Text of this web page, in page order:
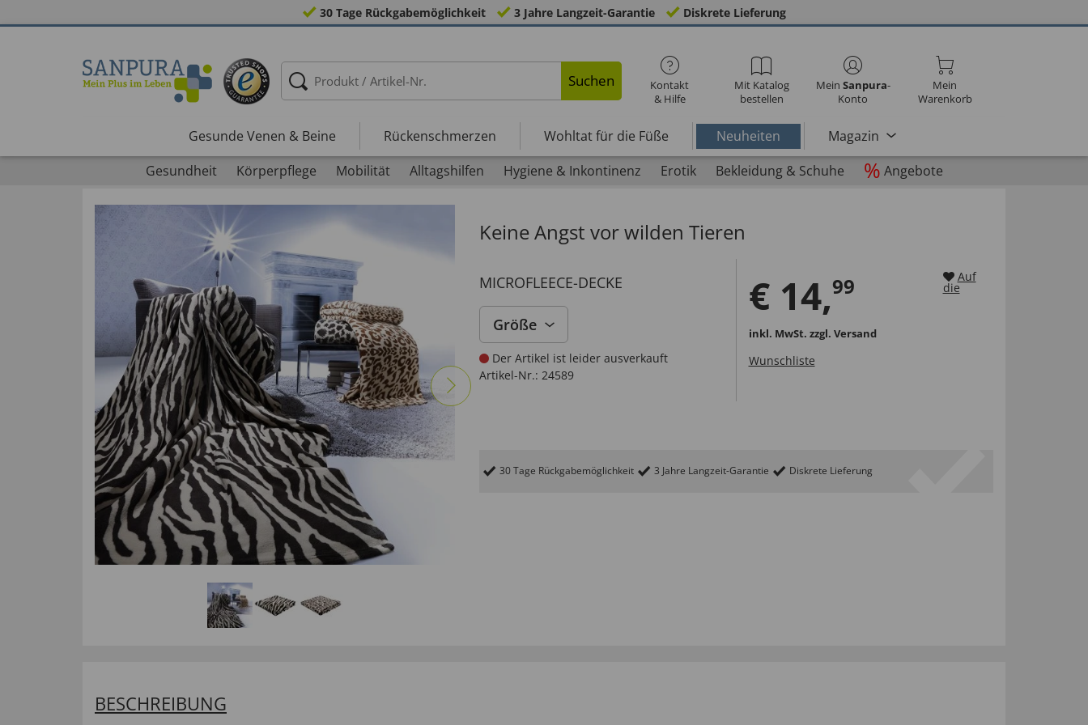
30 Tage Rückgabemöglichkeit 3 Jahre Langzeit-Garantie Diskrete Lieferung
Suchen
Kontakt
& Hilfe
Mit Katalog
bestellen
Mein Sanpura-
Konto
Mein
Warenkorb
Gesunde Venen & Beine Rückenschmerzen Wohltat für die Füße Neuheiten
Magazin
Gesundheit
Körperpflege Mobilität Alltagshilfen Hygiene & Inkontinenz Erotik Bekleidung & Schuhe % Angebote
Keine Angst vor wilden Tieren
MICROFLEECE-DECKE
Größe
Der Artikel ist leider ausverkauft
Artikel-Nr.: 24589
€ 14,99
inkl. MwSt. zzgl. Versand
Auf
die
Wunschliste
30 Tage Rückgabemöglichkeit 3 Jahre Langzeit-Garantie Diskrete Lieferung
BESCHREIBUNG